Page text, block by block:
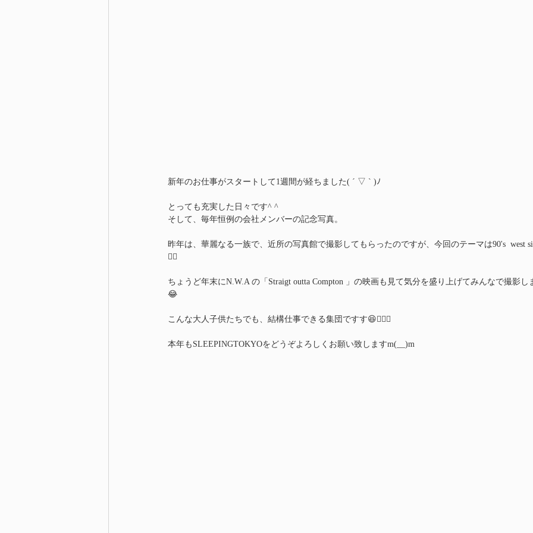
新年のお仕事がスタートして1週間が経ちました( ´ ▽ ` )ﾉ
とっても充実した日々です^ ^
そして、毎年恒例の会社メンバーの記念写真。
昨年は、華麗なる一族で、近所の写真館で撮影してもらったのですが、今回のテーマは90's  west
👍🏻
ちょうど年末にN.W.A の「Straigt outta Compton 」の映画も見て気分を盛り上げてみんなで撮影
😂
こんな大人子供たちでも、結構仕事できる集団ですす😆👍🏻✨
本年もSLEEPINGTOKYOをどうぞよろしくお願い致しますm(__)m